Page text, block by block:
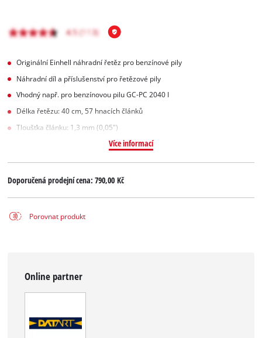
Originální Einhell náhradní řetěz pro benzínové pily
Náhradní díl a příslušenství pro řetězové pily
Vhodný např. pro benzínovou pilu GC-PC 2040 I
Délka řetězu: 40 cm, 57 hnacích článků
Tloušťka článku: 1,3 mm (0,05")
Více informací
Doporučená prodejní cena:790,00 Kč
Porovnat produkt
Online partner